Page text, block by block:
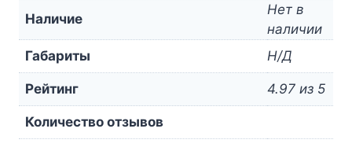
Наличие
Нет в
наличии
Габариты
Н/Д
Рейтинг 4.97 из 5
Количество отзывов